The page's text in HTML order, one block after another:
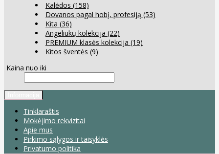
Kalėdos (158)
Dovanos pagal hobį, profesiją (53)
Kita (36)
Angeliukų kolekcija (22)
PREMIUM klasės kolekcija (19)
Kitos šventės (9)
Kaina nuo iki
Tinklaraštis
Mokėjimo rekvizitai
Apie mus
Pirkimo sąlygos ir taisyklės
Privatumo politika